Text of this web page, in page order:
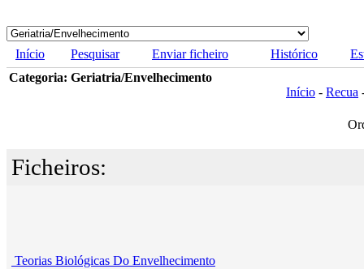
Início Pesquisar Enviar ficheiro Histórico
Categoria: Geriatria/Envelhecimento
Início - Recua
Ficheiros:
Teorias Biológicas Do Envelhecimento